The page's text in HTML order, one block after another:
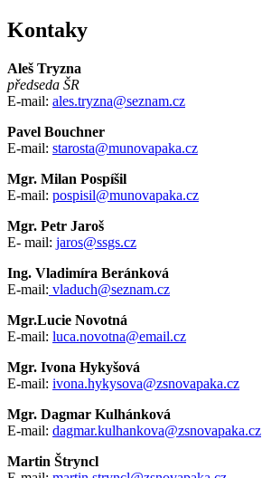
Kontaky
Aleš Tryzna
předseda ŠR
E-mail: ales.tryzna@seznam.cz
Pavel Bouchner
E-mail: starosta@munovapaka.cz
Mgr. Milan Pospíšil
E-mail: pospisil@munovapaka.cz
Mgr. Petr Jaroš
E- mail: jaros@ssgs.cz
Ing. Vladimíra Beránková
E-mail: vladuch@seznam.cz
Mgr.Lucie Novotná
E-mail: luca.novotna@email.cz
Mgr. Ivona Hykyšová
E-mail: ivona.hykysova@zsnovapaka.cz
Mgr. Dagmar Kulhánková
E-mail: dagmar.kulhankova@zsnovapaka.cz
Martin Štryncl